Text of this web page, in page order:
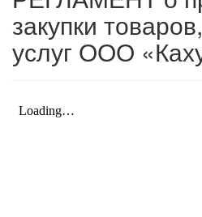
закупки
услуг ООО